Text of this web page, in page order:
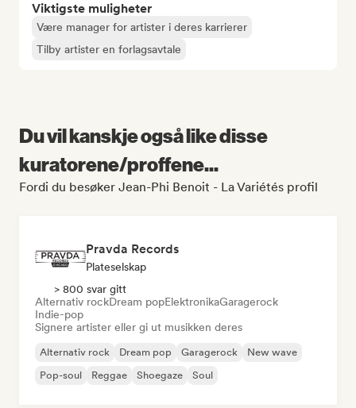
Viktigste muligheter
Være manager for artister i deres karrierer
Tilby artister en forlagsavtale
Du vil kanskje også like disse
kuratorene/proffene...
Fordi du besøker Jean-Phi Benoit - La Variétés profil
Pravda Records
Plateselskap
> 800 svar gitt
Alternativ rockDream popElektronikaGaragerock
Indie-pop
Signere artister eller gi ut musikken deres
Alternativ rock Dream pop Garagerock
New wave
Pop-soul
Reggae Shoegaze Soul